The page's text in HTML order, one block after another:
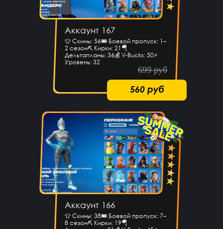
Аккаунт 167
👕 Скины: 56🎟 Боевой пропуск: 1–
2 сезон⛏ Кирки: 21🪂
Дельтапланы: 36💰 V-Bucks: 50⚡
Уровень: 32
699 руб
560 руб
Аккаунт 166
👕 Скины: 38🎟 Боевой пропуск: 7–
8 сезон⛏ Кирки: 19🪂